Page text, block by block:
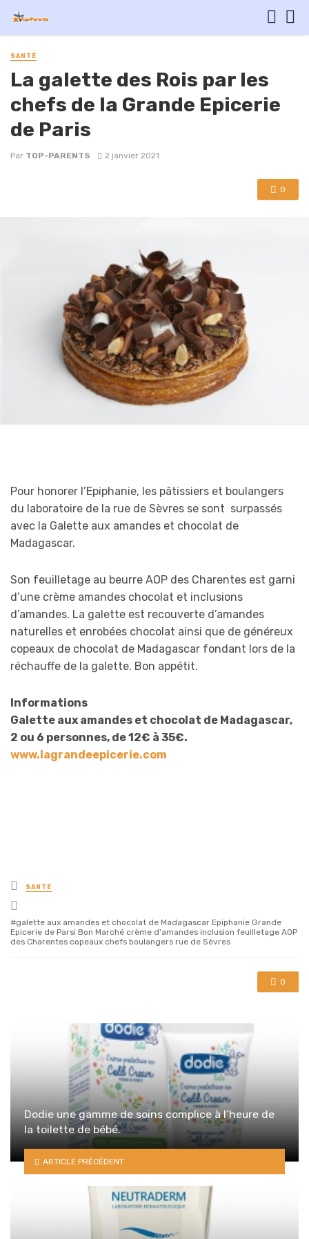
SANTÉ
La galette des Rois par les
chefs de la Grande Epicerie
de Paris
Par TOP-PARENTS 2 janvier 2021
0
Pour honorer l’Epiphanie, les pâtissiers et boulangers
du laboratoire de la rue de Sèvres se sont surpassés
avec la Galette aux amandes et chocolat de
Madagascar.
Son feuilletage au beurre AOP des Charentes est garni
d’une crème amandes chocolat et inclusions
d’amandes. La galette est recouverte d’amandes
naturelles et enrobées chocolat ainsi que de généreux
copeaux de chocolat de Madagascar fondant lors de la
réchauffe de la galette. Bon appétit.
Informations
Galette aux amandes et chocolat de Madagascar,
2 ou 6 personnes, de 12€ à 35€.
www.lagrandeepicerie.com
Posted
in
SANTÉ
with
galette aux amandes et chocolat de Madagascar Epiphanie Grande
Epicerie de Parsi Bon Marché crème d'amandes inclusion feuilletage AOP
des Charentes copeaux chefs boulangers rue de Sèvres
0
Dodie une gamme de soins complice à l’heure de
la toilette de bébé.
ARTICLE PRÉCÉDENT